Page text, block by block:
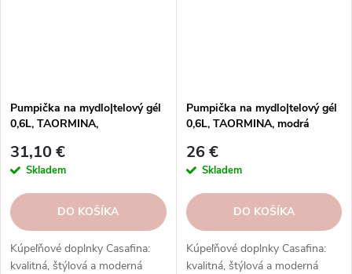
Pumpička na mydlo|telový gél
0,6L, TAORMINA,
31,10 €
Skladem
DO KOŠÍKA
Kúpeľňové doplnky Casafina:
kvalitná, štýlová a moderná
Pumpička na mydlo|telový gél
0,6L, TAORMINA, modrá
26 €
Skladem
DO KOŠÍKA
Kúpeľňové doplnky Casafina:
kvalitná, štýlová a moderná